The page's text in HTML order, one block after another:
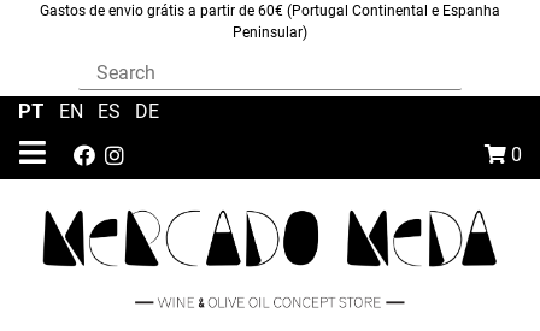
Gastos de envio grátis a partir de 60€ (Portugal Continental e Espanha
Peninsular)
0
PT EN ES DE